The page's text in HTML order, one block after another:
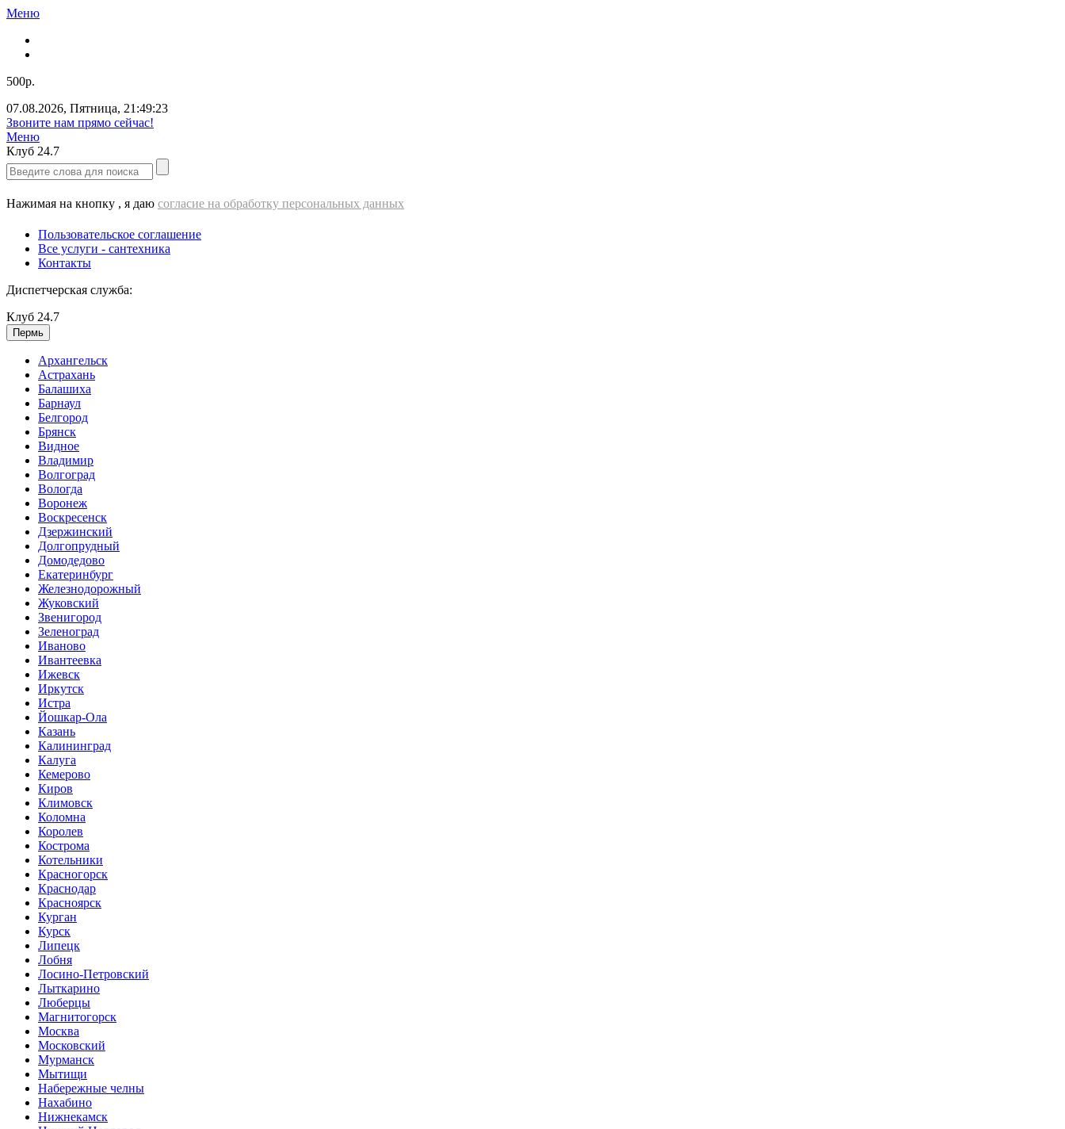
Меню
500р.
07.08.2026, Пятница, 21:49:24
Звоните нам прямо сейчас!
Меню
Клуб 24.7
Нажимая на кнопку , я даю согласие на обработку персональных данных
Пользовательское соглашение
Все услуги - cантехника
Контакты
Диспетчерская служба:
Клуб 24.7
Пермь
Архангельск
Астрахань
Балашиха
Барнаул
Белгород
Брянск
Видное
Владимир
Волгоград
Вологда
Воронеж
Воскресенск
Дзержинский
Долгопрудный
Домодедово
Екатеринбург
Железнодорожный
Жуковский
Звенигород
Зеленоград
Иваново
Ивантеевка
Ижевск
Иркутск
Истра
Йошкар-Ола
Казань
Калининград
Калуга
Кемерово
Киров
Климовск
Коломна
Королев
Кострома
Котельники
Красногорск
Краснодар
Красноярск
Курган
Курск
Липецк
Лобня
Лосино-Петровский
Лыткарино
Люберцы
Магнитогорск
Москва
Московский
Мурманск
Мытищи
Набережные челны
Нахабино
Нижнекамск